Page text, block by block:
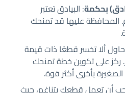
بحكمة: البيادق تعتبر
المحافظة عليها قد تمنحك
ألا تخسر قطعًا ذات قيمة
ركز على تكوين خطة تمنحك
بأخرى أكثر قوة.
أن تعمل قطعك بتناغم، حيث